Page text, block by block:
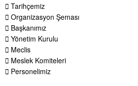
Tarihçemiz
Organizasyon Şeması
Başkanımız
Yönetim Kurulu
Meclis
Meslek Komiteleri
Personelimiz